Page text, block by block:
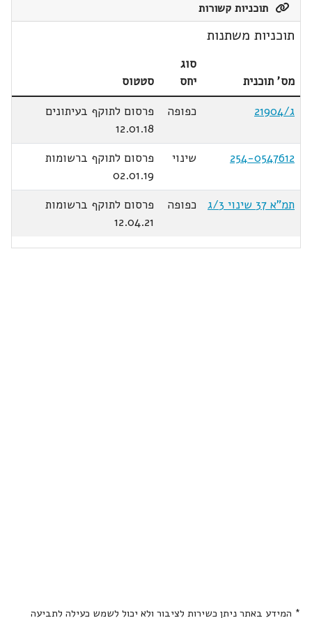
תוכניות קשורות
תוכניות משתנות
מס' תוכנית
סוג
יחס
סטטוס
ג/21904
כפופה
פרסום לתוקף בעיתונים
12.01.18
254-0547612
שינוי
פרסום לתוקף ברשומות
02.01.19
תמ"א 37 שינוי 3/ג
כפופה
פרסום לתוקף ברשומות
12.04.21
* המידע באתר ניתן כשירות לציבור ולא יכול לשמש כעילה לתביעה